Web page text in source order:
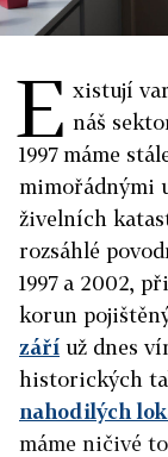
E xistují
náš
1997 máme
mimořádnými
živelních
rozsáhlé
1997 a 2002,
korun
září už dnes
historických
nahodilých
máme ničivé